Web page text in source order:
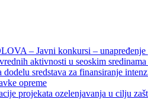
– Javni konkursi – unapređenje
aktivnosti u seoskim
sredstava za finansiranje
opreme
projekata ozelenjavanja u cilju